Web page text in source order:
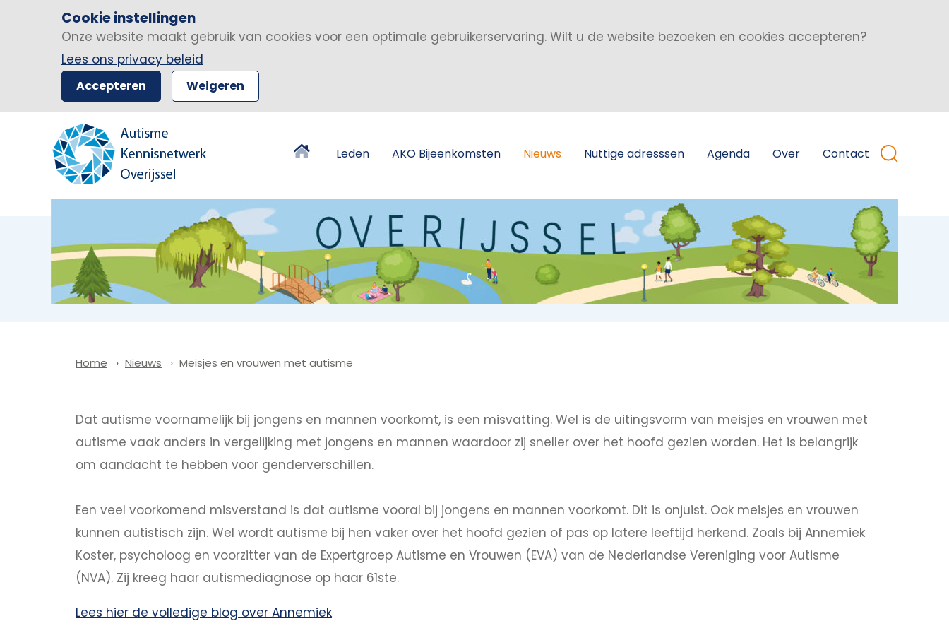
Cookie instellingen
Onze website maakt gebruik van cookies voor een optimale gebruikerservaring. Wilt u de website bezoeken en cookies accepteren?
Lees ons privacy beleid
Accepteren Weigeren
Leden AKO Bijeenkomsten Nieuws Nuttige adresssen Agenda Over Contact
Home Nieuws Meisjes en vrouwen met autisme
Dat autisme voornamelijk bij jongens en mannen voorkomt, is een misvatting. Wel is de uitingsvorm van meisjes en vrouwen met
autisme vaak anders in vergelijking met jongens en mannen waardoor zij sneller over het hoofd gezien worden. Het is belangrijk
om aandacht te hebben voor genderverschillen.
Een veel voorkomend misverstand is dat autisme vooral bij jongens en mannen voorkomt. Dit is onjuist. Ook meisjes en vrouwen
kunnen autistisch zijn. Wel wordt autisme bij hen vaker over het hoofd gezien of pas op latere leeftijd herkend. Zoals bij Annemiek
Koster, psycholoog en voorzitter van de Expertgroep Autisme en Vrouwen (EVA) van de Nederlandse Vereniging voor Autisme
(NVA). Zij kreeg haar autismediagnose op haar 61ste.
Lees hier de volledige blog over Annemiek